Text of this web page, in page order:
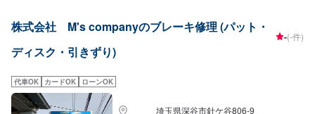
まいります。オイル交換や車検、タイヤ交換などの基本的な車のメンテナン
株式会社 M's companyのブレーキ修理 (パット・
ディスク・引きずり)
-(-件)
代車OK カードOK ローンOK
埼玉県深谷市針ケ谷806‐9